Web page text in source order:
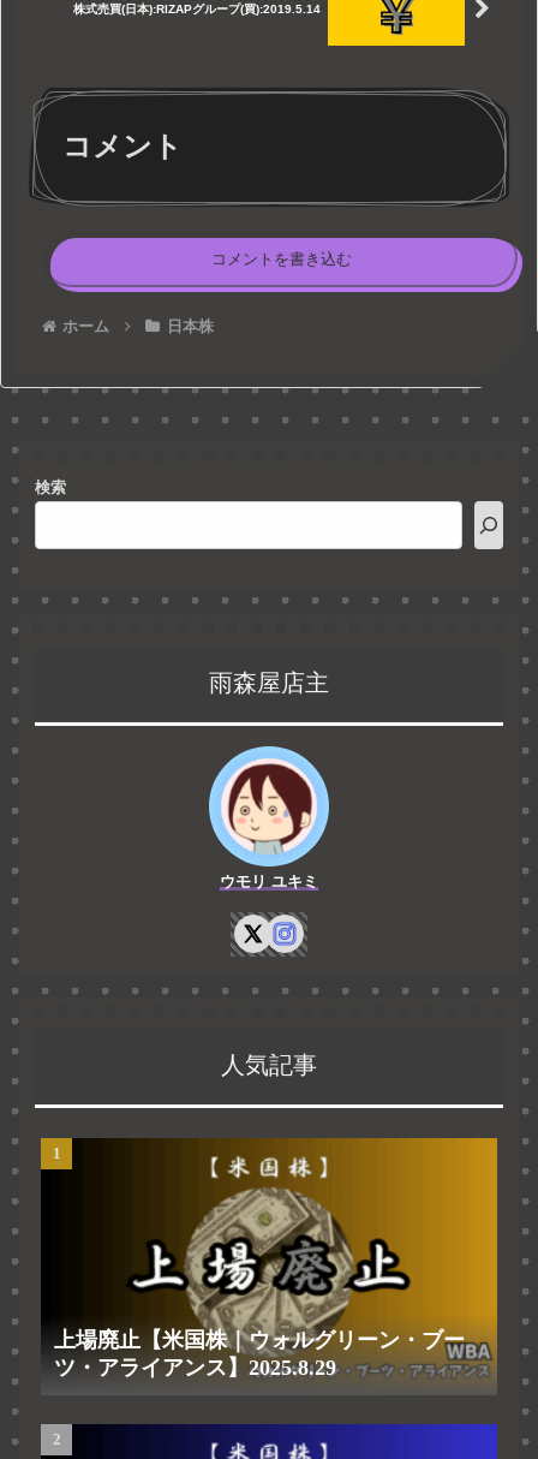
株式売買(日本):RIZAPグループ(買):2019.5.14
コメント
コメントを書き込む
ホーム 日本株
検索
雨森屋店主
ウモリ ユキミ
人気記事
上場廃止【米国株｜ウォルグリーン・ブー
ツ・アライアンス】2025.8.29